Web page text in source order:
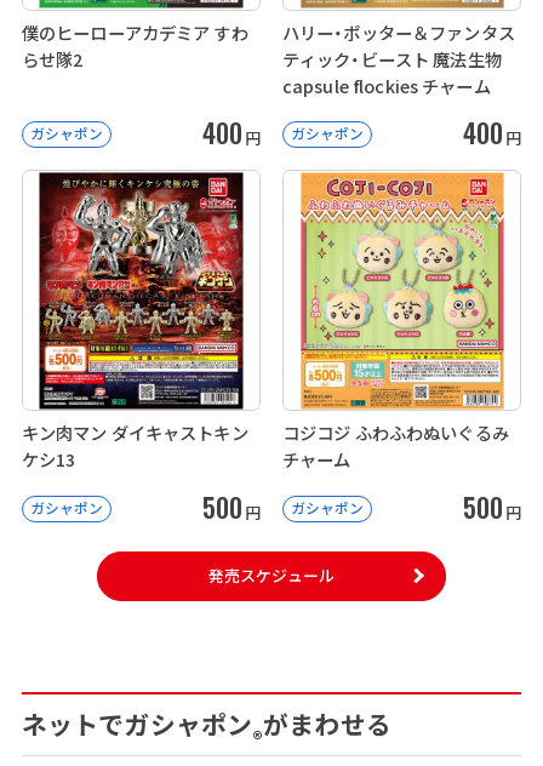
僕のヒーローアカデミア すわ
らせ隊2
ガシャポン 400 円
ハリー・ポッター＆ファンタス
ティック・ビースト 魔法生物
capsule flockies チャーム
ガシャポン 400 円
キン肉マン ダイキャストキン
ケシ13
ガシャポン 500 円
コジコジ ふわふわぬいぐるみ
チャーム
ガシャポン 500 円
発売スケジュール
ネットでガシャポン®がまわせる